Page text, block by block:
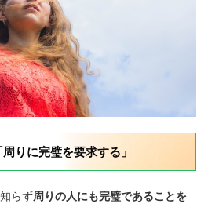
りに完璧を要求する」
らず周りの人にも完璧であることを